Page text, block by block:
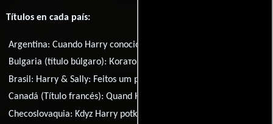
Títulos en cada país:
Argentina:Cuando Harry conoció a Sally
Bulgaria (título búlgaro): Когато Хари срещна Сали
Brasil: Harry & Sally: Feitos um para o Outro
Canadá (Título francés):Quand Harry rencontre Sally...
Checoslovaquia: Kdyz Harry potkal Sally...